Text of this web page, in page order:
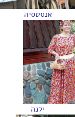
אנסטסיה
ילנה